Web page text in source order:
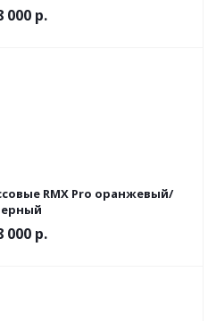
000 р.
RMX Pro оранжевый/
000 р.